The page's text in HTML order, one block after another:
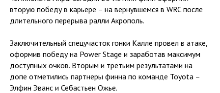
вторую победу в карьере – на вернувшемся в WRC после
длительного перерыва ралли Акрополь.
Заключительный спецучасток гонки Калле провел в атаке,
оформив победу на Power Stage и заработав максимум
доступных очков. Вторым и третьим результатами на
допе отметились партнеры финна по команде Toyota –
Элфин Эванс и Себастьен Ожье.